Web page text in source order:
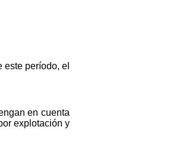
período, el
en cuenta
explotación y